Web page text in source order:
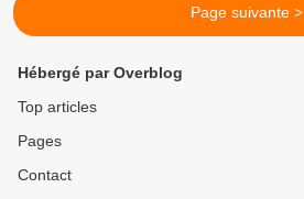
Page suivante >
Hébergé par Overblog
Top articles
Pages
Contact